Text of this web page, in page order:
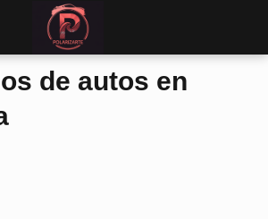
de autos en